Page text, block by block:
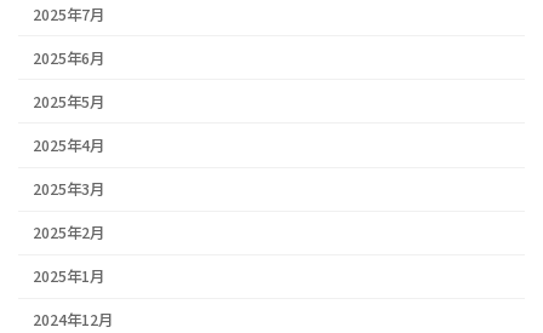
2025年7月
2025年6月
2025年5月
2025年4月
2025年3月
2025年2月
2025年1月
2024年12月